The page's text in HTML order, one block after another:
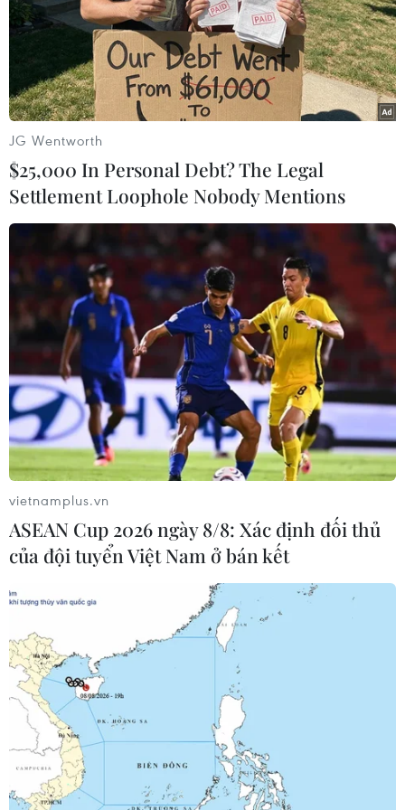
phí hoạt động trong quý 1 giảm 6% so với năm
trước, đồng thời chi phí dự phòng giảm 55% so
với cùng kỳ nhờ việc trích dự phòng thận trọng
trong giai đoạn trước.
Phân phối cổ tức 21% trên
vốn chủ sở hữu và hệ số an
toàn vốn cao
thông qua kế hoạch chia cổ tức 21% bao gồm 7%
tiền mặt và 14% cổ phiếu. Theo đó, VIB sẽ chi
gần 2.100 tỷ đồng cổ tức tiền mặt và vốn điều lệ
VIB sẽ đạt hơn 34.000 tỷ đồng sau khi hoàn
thành chia cổ tức bằng cổ phiếu 14% và cổ
phiếu thưởng ESOP cho nhân viên 0,26%.
Với hiệu quả sinh lời trên vốn chủ sở hữu (ROE)
duy trì ổn định ở mức cao trong nhiều năm qua
giúp VIB có lợi nhuận giữ lại ổn định, góp phần
bổ sung nguồn vốn chủ sở hữu nhằm nâng cao
và đảm bảo an toàn vốn, phục vụ kế hoạch tăng
trưởng của ngân hàng. Đồng thời duy trì mức cổ
JG Wentworth
$25,000 In Personal Debt? The Legal
Settlement Loophole Nobody Mentions
vietnamplus.vn
ASEAN Cup 2026 ngày 8/8: Xác định đối thủ
của đội tuyển Việt Nam ở bán kết